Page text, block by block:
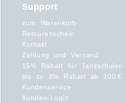
Support
zum Warenkorb
Retourenschein
Kontakt
Zahlung und Versand
15% Rabatt für Tanzschulen
bis zu 8% Rabatt ab 300 €
Kundenservice
Kunden-Login